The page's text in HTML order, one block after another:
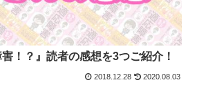
害！？』読者の感想を3つご紹介！
2018.12.28 2020.08.03